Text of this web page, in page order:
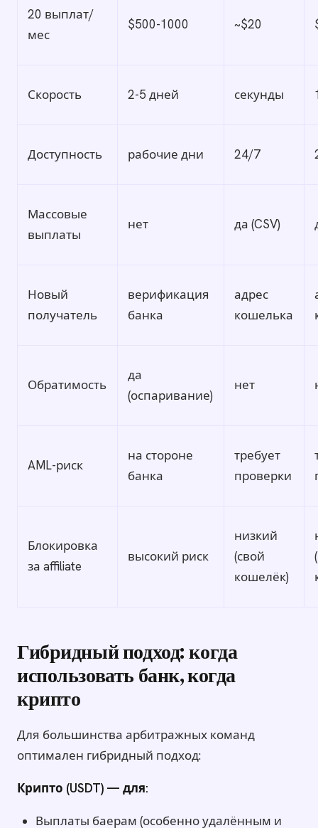
20 выплат/
мес
$500-1000 ~$20
Скорость 2-5 дней секунды
Доступность рабочие дни 24/7
Массовые
выплаты
нет да (CSV)
Новый
получатель
верификация
банка
адрес
кошелька
Обратимость
да
(оспаривание)
нет
AML-риск
на стороне
банка
требует
проверки
Блокировка
за affiliate
высокий риск
низкий
(свой
кошелёк)
Гибридный подход: когда
использовать банк, когда
крипто
Для большинства арбитражных команд
оптимален гибридный подход:
Крипто (USDT) — для:
Выплаты баерам (особенно удалённым и